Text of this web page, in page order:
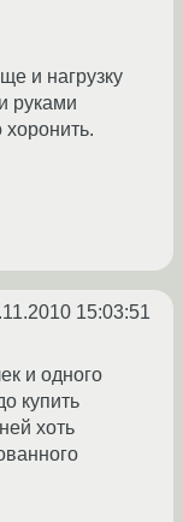
и нагрузку
руками
15:03:51
и одного
купить
хоть